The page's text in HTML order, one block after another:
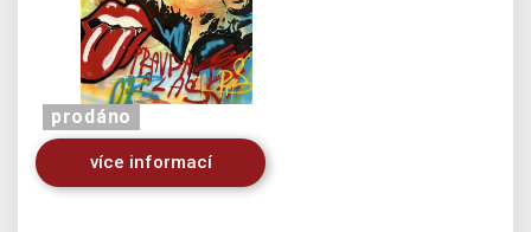
prodáno
více informací